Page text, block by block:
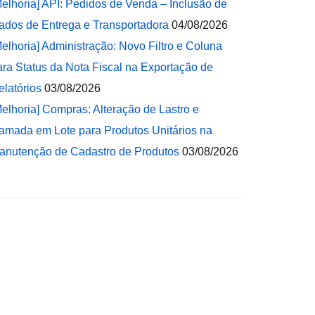
API: Pedidos de Venda – Inclusão de
de Entrega e Transportadora 04/08/2026
Administração: Novo Filtro e Coluna
Status da Nota Fiscal na Exportação de
03/08/2026
Compras: Alteração de Lastro e
em Lote para Produtos Unitários na
de Cadastro de Produtos 03/08/2026